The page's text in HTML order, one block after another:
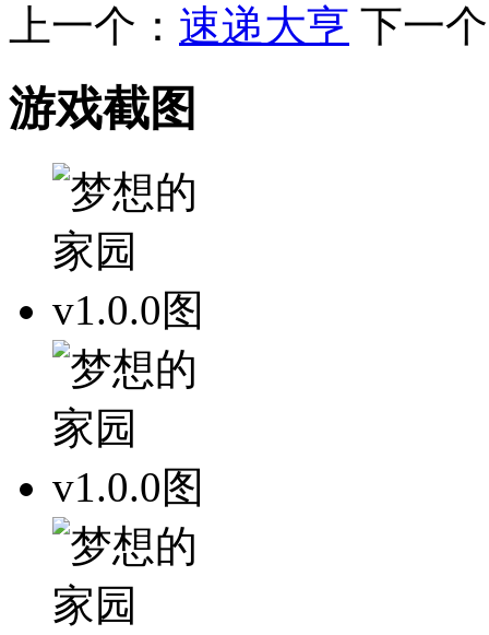
上一个： 速递大亨 下一
游戏截图